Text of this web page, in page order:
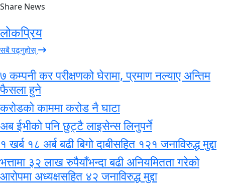
Share News
लोकप्रिय
सबै पढ्नुहोस्
७ कम्पनी कर परीक्षणको घेरामा, प्रमाण नल्याए अन्तिम
फैसला हुने
करोडको काममा करोड नै घाटा
अब ईभीको पनि छुट्टै लाइसेन्स लिनुपर्ने
१ खर्ब १८ अर्ब बढी बिगो दाबीसहित १२१ जनाविरुद्ध मुद्दा
भत्तामा ३२ लाख रुपैयाँभन्दा बढी अनियमितता गरेको
आरोपमा अध्यक्षसहित ४२ जनाविरुद्ध मुद्दा